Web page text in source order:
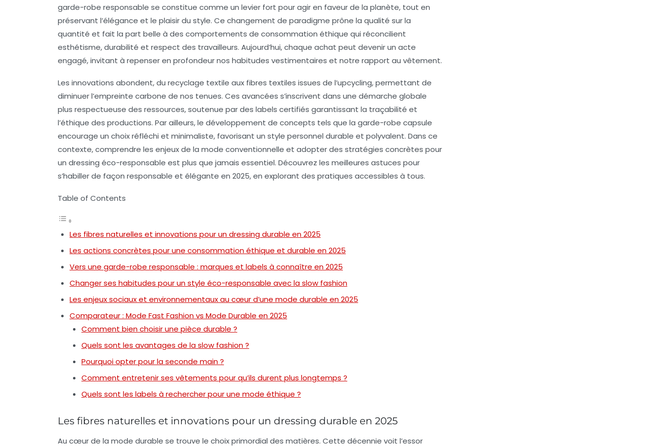
garde-robe responsable se constitue comme un levier fort pour agir en faveur de la planète, tout en
préservant l’élégance et le plaisir du style. Ce changement de paradigme prône la qualité sur la
quantité et fait la part belle à des comportements de consommation éthique qui réconcilient
esthétisme, durabilité et respect des travailleurs. Aujourd’hui, chaque achat peut devenir un acte
engagé, invitant à repenser en profondeur nos habitudes vestimentaires et notre rapport au vêtement.
Les innovations abondent, du recyclage textile aux fibres textiles issues de l’upcycling, permettant de
diminuer l’empreinte carbone de nos tenues. Ces avancées s’inscrivent dans une démarche globale
plus respectueuse des ressources, soutenue par des labels certifiés garantissant la traçabilité et
l’éthique des productions. Par ailleurs, le développement de concepts tels que la garde-robe capsule
encourage un choix réfléchi et minimaliste, favorisant un style personnel durable et polyvalent. Dans ce
contexte, comprendre les enjeux de la mode conventionnelle et adopter des stratégies concrètes pour
un dressing éco-responsable est plus que jamais essentiel. Découvrez les meilleures astuces pour
s’habiller de façon responsable et élégante en 2025, en explorant des pratiques accessibles à tous.
Table of Contents
Les fibres naturelles et innovations pour un dressing durable en 2025
Les actions concrètes pour une consommation éthique et durable en 2025
Vers une garde-robe responsable : marques et labels à connaître en 2025
Changer ses habitudes pour un style éco-responsable avec la slow fashion
Les enjeux sociaux et environnementaux au cœur d’une mode durable en 2025
Comparateur : Mode Fast Fashion vs Mode Durable en 2025
Comment bien choisir une pièce durable ?
Quels sont les avantages de la slow fashion ?
Pourquoi opter pour la seconde main ?
Comment entretenir ses vêtements pour qu’ils durent plus longtemps ?
Quels sont les labels à rechercher pour une mode éthique ?
Les fibres naturelles et innovations pour un dressing durable en 2025
Au cœur de la mode durable se trouve le choix primordial des matières. Cette décennie voit l’essor